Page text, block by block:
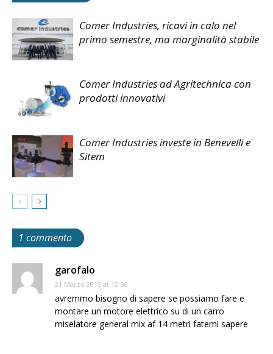
Comer Industries, ricavi in calo nel
primo semestre, ma marginalità stabile
Comer Industries ad Agritechnica con
prodotti innovativi
Comer Industries investe in Benevelli e
Sitem
1 commento
garofalo
21 Marzo 2015 at 12:56
avremmo bisogno di sapere se possiamo fare e
montare un motore elettrico su di un carro
miselatore general mix af 14 metri fatemi sapere